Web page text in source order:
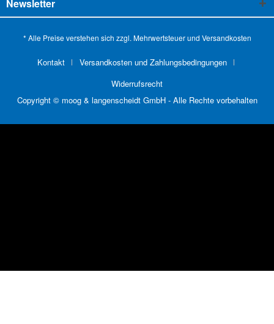
Newsletter
* Alle Preise verstehen sich zzgl. Mehrwertsteuer und Versandkosten
Kontakt
Versandkosten und Zahlungsbedingungen
Widerrufsrecht
Copyright © moog & langenscheidt GmbH - Alle Rechte vorbehalten